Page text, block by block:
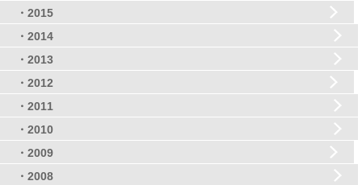
・2015
・2014
・2013
・2012
・2011
・2010
・2009
・2008